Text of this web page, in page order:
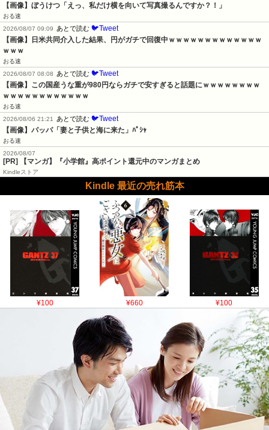
【画像】ぼうけつ「えっ、私だけ横を向いて写真撮るんですか？！」
おる速
2026/08/07 09:09
あとで読む 🐦Tweet
【画像】日米共同介入した結果、円がガチで回復中ｗｗｗｗｗｗｗｗｗｗｗｗｗ
ｗｗｗ
おる速
2026/08/07 08:08
あとで読む 🐦Tweet
【画像】この国産うな重が980円ならガチで安すぎると話題にｗｗｗｗｗｗｗｗ
ｗｗｗｗｗｗｗｗｗｗｗｗ
おる速
2026/08/06 21:21
あとで読む 🐦Tweet
【画像】パッパ「妻と子供と海に来た」ﾊﾟｼｬ
おる速
2026/08/07
[PR] 【マンガ】『小学館』高ポイント還元中のマンガまとめ
Kindleストア
Kindle 最近の売れ筋本
¥100 ¥660 ¥100